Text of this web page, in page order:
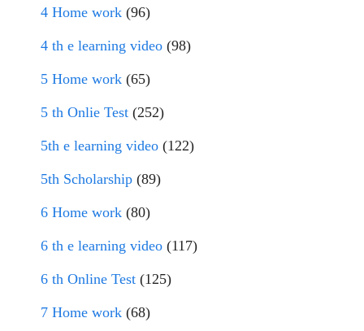
4 Home work (96)
4 th e learning video (98)
5 Home work (65)
5 th Onlie Test (252)
5th e learning video (122)
5th Scholarship (89)
6 Home work (80)
6 th e learning video (117)
6 th Online Test (125)
7 Home work (68)